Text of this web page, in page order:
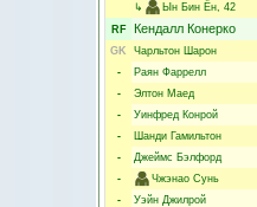
↳
Ын Бин Ён, 42
RF
Кендалл Конерко
GK
Чарльтон Шарон
-
Раян Фаррелл
-
Элтон Маед
-
Уинфред Конрой
-
Шанди Гамильтон
-
Джеймс Бэлфорд
-
Чжэнао Сунь
-
Уэйн Джилрой